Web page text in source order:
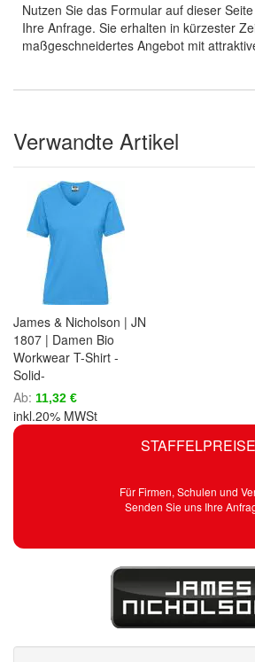
STAFFELPREISE
Für Firmen, Schulen und
Senden Sie uns Ihre
Nutzen Sie das Formular auf dieser
Ihre Anfrage. Sie erhalten in kürzester
maßgeschneidertes Angebot mit
Verwandte Artikel
James & Nicholson | JN
1807 | Damen Bio
Workwear T-Shirt -
Solid-
Ab 11,32 €
inkl.20% MWSt